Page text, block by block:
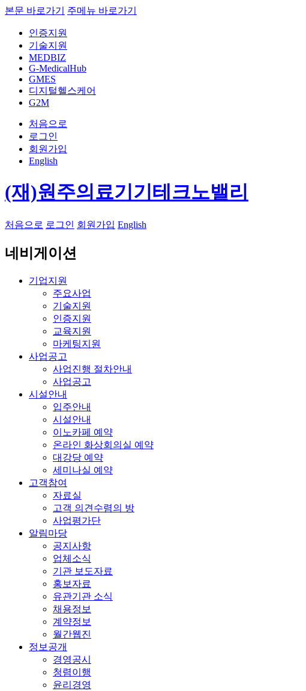
본문 바로가기 주메뉴 바로가기
인증지원
기술지원
MEDBIZ
G-MedicalHub
GMES
디지털헬스케어
G2M
처음으로
로그인
회원가입
English
(재)원주의료기기테크노밸리
처음으로 로그인 회원가입 English
네비게이션
기업지원
주요사업
기술지원
인증지원
교육지원
마케팅지원
사업공고
사업진행 절차안내
사업공고
시설안내
입주안내
시설안내
이노카페 예약
온라인 화상회의실 예약
대강당 예약
세미나실 예약
고객참여
자료실
고객 의견수렴의 방
사업평가단
알림마당
공지사항
업체소식
기관 보도자료
홍보자료
유관기관 소식
채용정보
계약정보
월간웹진
정보공개
경영공시
청렴이행
윤리경영